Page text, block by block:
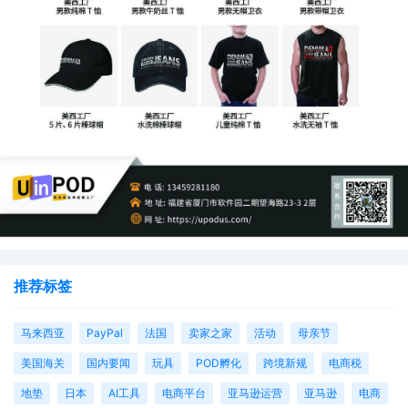
推荐标签
马来西亚 PayPal 法国 卖家之家 活动 母亲节
美国海关 国内要闻 玩具 POD孵化 跨境新规 电商税
地垫 日本 AI工具 电商平台 亚马逊运营 亚马逊 电商